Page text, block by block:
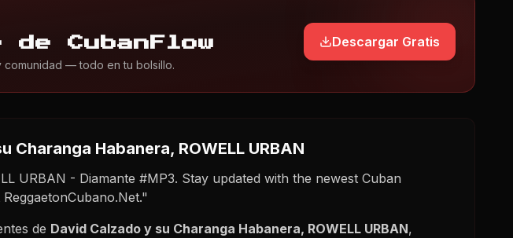
CubanFlow
comunidad — todo en tu bolsillo.
Descargar Gratis
Charanga Habanera, ROWELL URBAN
URBAN - Diamante #MP3. Stay updated with the newest Cuban
de David Calzado y su Charanga Habanera, ROWELL URBAN,